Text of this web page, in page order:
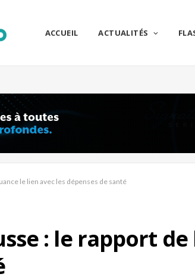
ACCUEIL ACTUALITÉS
le lien avec les dépenses de santé
: le rapport